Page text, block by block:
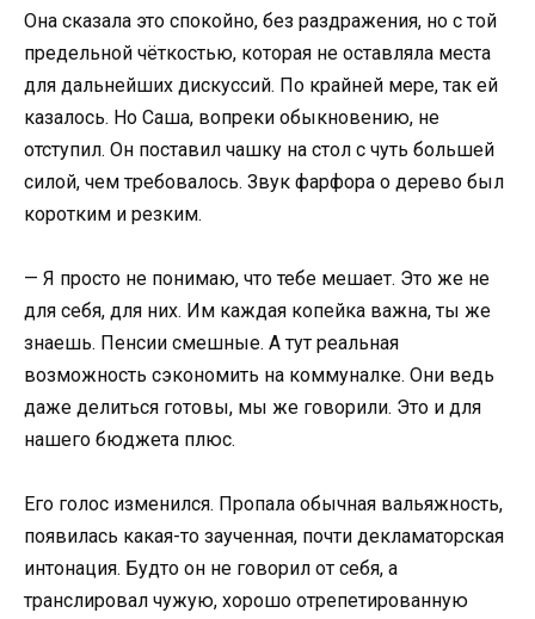
Она сказала это спокойно, без раздражения, но с той
предельной чёткостью, которая не оставляла места
для дальнейших дискуссий. По крайней мере, так ей
казалось. Но Саша, вопреки обыкновению, не
отступил. Он поставил чашку на стол с чуть большей
силой, чем требовалось. Звук фарфора о дерево был
коротким и резким.
— Я просто не понимаю, что тебе мешает. Это же не
для себя, для них. Им каждая копейка важна, ты же
знаешь. Пенсии смешные. А тут реальная
возможность сэкономить на коммуналке. Они ведь
даже делиться готовы, мы же говорили. Это и для
нашего бюджета плюс.
Его голос изменился. Пропала обычная вальяжность,
появилась какая-то заученная, почти декламаторская
интонация. Будто он не говорил от себя, а
транслировал чужую, хорошо отрепетированную